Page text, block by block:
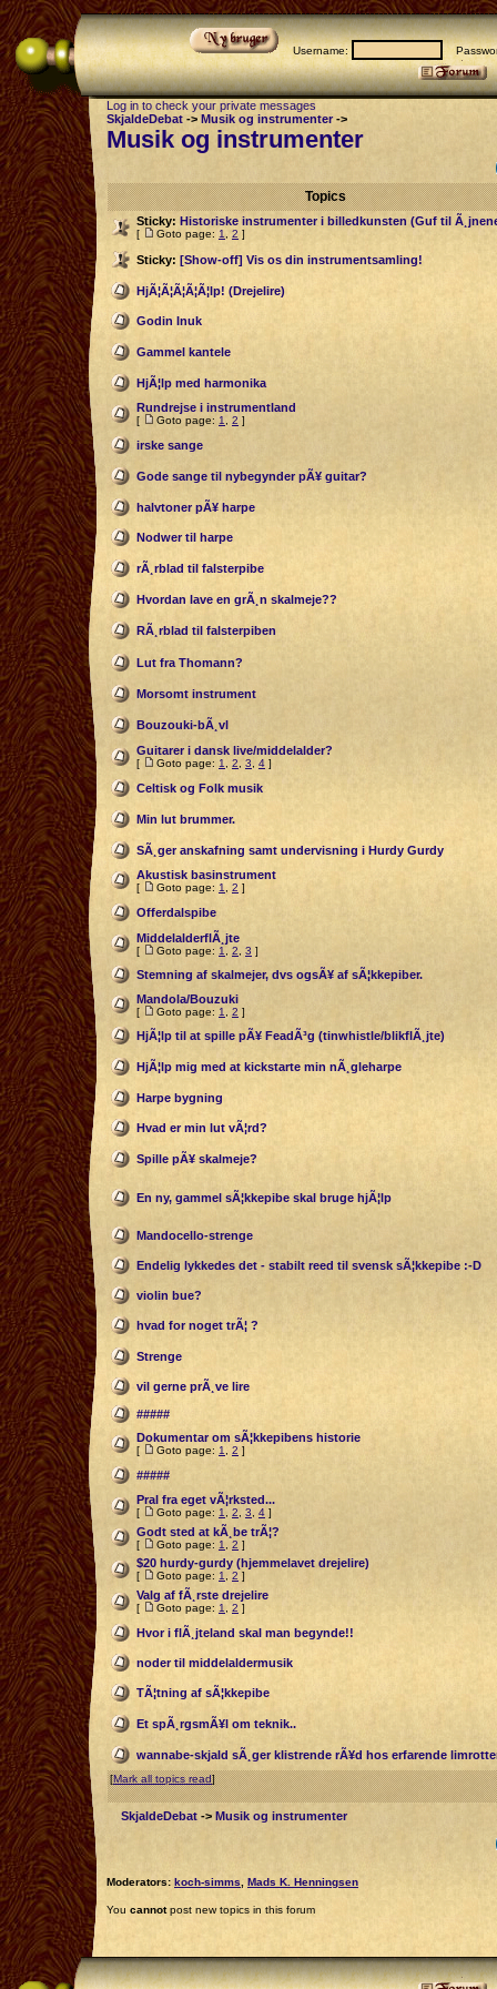
Username:
Log in to check your private messages
SkjaldeDebat -> Musik og instrumenter->
Musik og instrumenter
Topics
Sticky: Historiske instrumenter i billedkunsten (Guf til
[ Goto page: 1 2 ]
Sticky: [Show-off] Vis os din instrumentsamling!
HjÃ¦Ã¦Ã¦Ã¦Ã¦lp! (Drejelire)
Godin Inuk
Gammel kantele
HjÃ¦lp med harmonika
Rundrejse i instrumentland
[ Goto page: 1 2 ]
irske sange
Gode sange til nybegynder pÃ¥ guitar?
halvtoner pÃ¥ harpe
Nodwer til harpe
rÃ¸rblad til falsterpibe
Hvordan lave en grÃ¸n skalmeje??
RÃ¸rblad til falsterpiben
Lut fra Thomann?
Morsomt instrument
Bouzouki-bÃ¸vl
Guitarer i dansk live/middelalder?
[ Goto page: 1 2 3 4 ]
Celtisk og Folk musik
Min lut brummer.
SÃ¸ger anskafning samt undervisning i Hurdy Gurdy
Akustisk basinstrument
[ Goto page: 1 2 ]
Offerdalspibe
MiddelalderflÃ¸jte
[ Goto page: 1 2 3 ]
Stemning af skalmejer, dvs ogsÃ¥ af sÃ¦kkepiber.
Mandola/Bouzuki
[ Goto page: 1 2 ]
HjÃ¦lp til at spille pÃ¥ FeadÃ³g (tinwhistle/blikflÃ¸jte)
HjÃ¦lp mig med at kickstarte min nÃ¸gleharpe
Harpe bygning
Hvad er min lut vÃ¦rd?
Spille pÃ¥ skalmeje?
En ny, gammel sÃ¦kkepibe skal bruge hjÃ¦lp
Mandocello-strenge
Endelig lykkedes det - stabilt reed til svensk sÃ¦kkepibe :-D
violin bue?
hvad for noget trÃ¦ ?
Strenge
vil gerne prÃ¸ve lire
#####
Dokumentar om sÃ¦kkepibens historie
[ Goto page: 1 2 ]
#####
Pral fra eget vÃ¦rksted...
[ Goto page: 1 2 3 4 ]
Godt sted at kÃ¸be trÃ¦?
[ Goto page: 1 2 ]
$20 hurdy-gurdy (hjemmelavet drejelire)
[ Goto page: 1 2 ]
Valg af fÃ¸rste drejelire
[ Goto page: 1 2 ]
Hvor i flÃ¸jteland skal man begynde!!
noder til middelaldermusik
TÃ¦tning af sÃ¦kkepibe
Et spÃ¸rgsmÃ¥l om teknik..
wannabe-skjald sÃ¸ger klistrende rÃ¥d hos erfarende
[Mark all topics read]
SkjaldeDebat -> Musik og instrumenter
Moderators: koch-simms Mads K. Henningsen
You cannotpost new topics in this forum